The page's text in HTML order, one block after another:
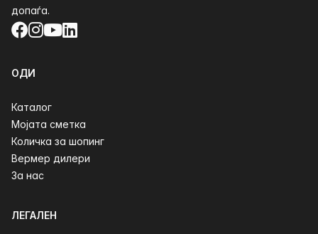
допаѓа.
Facebook
Instagram
YouTube
LinkedIn
ОДИ
Каталог
Мојата сметка
Количка за шопинг
Вермер дилери
За нас
ЛЕГАЛЕН